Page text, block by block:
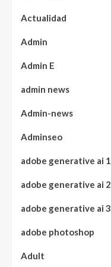
Actualidad
Admin
Admin E
admin news
Admin-news
Adminseo
adobe generative ai 1
adobe generative ai 2
adobe generative ai 3
adobe photoshop
Adult